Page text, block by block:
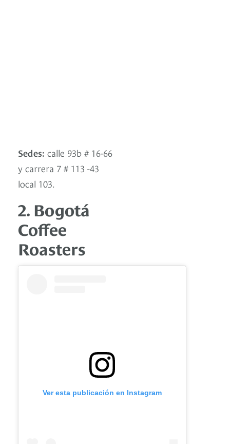
Sedes: calle 93b # 16-66
y carrera 7 # 113 -43
local 103.
2. Bogotá
Coffee
Roasters
Ver esta publicación en Instagram